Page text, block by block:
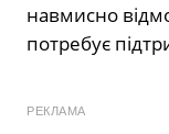
навмисно
потребує
РЕКЛАМА